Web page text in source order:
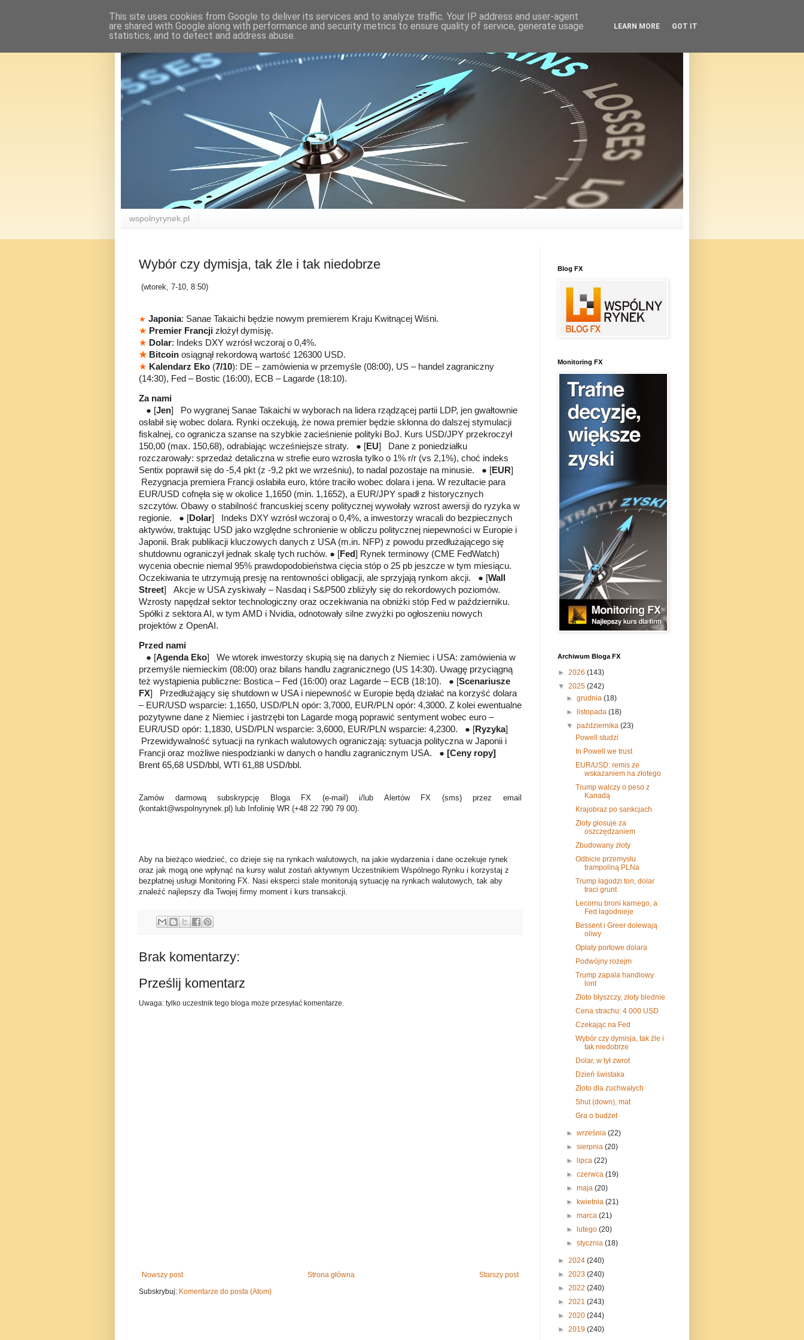
wspolnyrynek.pl
Wybór czy dymisja, tak źle i tak niedobrze
(wtorek, 7-10, 8:50)
★ Japonia: Sanae Takaichi będzie nowym premierem Kraju Kwitnącej Wiśni.
★ Premier Francji złożył dymisję.
★ Dolar: Indeks DXY wzrósł wczoraj o 0,4%.
★ Bitcoin osiągnął rekordową wartość 126300 USD.
★ Kalendarz Eko (7/10): DE – zamówienia w przemyśle (08:00), US – handel zagraniczny
(14:30), Fed – Bostic (16:00), ECB – Lagarde (18:10).
Za nami
● [Jen] Po wygranej Sanae Takaichi w wyborach na lidera rządzącej partii LDP, jen gwałtownie
osłabił się wobec dolara. Rynki oczekują, że nowa premier będzie skłonna do dalszej stymulacji
fiskalnej, co ogranicza szanse na szybkie zacieśnienie polityki BoJ. Kurs USD/JPY przekroczył
150,00 (max. 150,68), odrabiając wcześniejsze straty. ● [EU] Dane z poniedziałku
rozczarowały: sprzedaż detaliczna w strefie euro wzrosła tylko o 1% r/r (vs 2,1%), choć indeks
Sentix poprawił się do -5,4 pkt (z -9,2 pkt we wrześniu), to nadal pozostaje na minusie. ● [EUR]
Rezygnacja premiera Francji osłabiła euro, które traciło wobec dolara i jena. W rezultacie para
EUR/USD cofnęła się w okolice 1,1650 (min. 1,1652), a EUR/JPY spadł z historycznych
szczytów. Obawy o stabilność francuskiej sceny politycznej wywołały wzrost awersji do ryzyka w
regionie. ● [Dolar] Indeks DXY wzrósł wczoraj o 0,4%, a inwestorzy wracali do bezpiecznych
aktywów, traktując USD jako względne schronienie w obliczu politycznej niepewności w Europie i
Japonii. Brak publikacji kluczowych danych z USA (m.in. NFP) z powodu przedłużającego się
shutdownu ograniczył jednak skalę tych ruchów. ● [Fed] Rynek terminowy (CME FedWatch)
wycenia obecnie niemal 95% prawdopodobieństwa cięcia stóp o 25 pb jeszcze w tym miesiącu.
Oczekiwania te utrzymują presję na rentowności obligacji, ale sprzyjają rynkom akcji. ● [Wall
Street] Akcje w USA zyskiwały – Nasdaq i S&P500 zbliżyły się do rekordowych poziomów.
Wzrosty napędzał sektor technologiczny oraz oczekiwania na obniżki stóp Fed w październiku.
Spółki z sektora AI, w tym AMD i Nvidia, odnotowały silne zwyżki po ogłoszeniu nowych
projektów z OpenAI.
Przed nami
● [Agenda Eko] We wtorek inwestorzy skupią się na danych z Niemiec i USA: zamówienia w
przemyśle niemieckim (08:00) oraz bilans handlu zagranicznego (US 14:30). Uwagę przyciągną
też wystąpienia publiczne: Bostica – Fed (16:00) oraz Lagarde – ECB (18:10). ● [Scenariusze
FX] Przedłużający się shutdown w USA i niepewność w Europie będą działać na korzyść dolara
– EUR/USD wsparcie: 1,1650, USD/PLN opór: 3,7000, EUR/PLN opór: 4,3000. Z kolei ewentualne
pozytywne dane z Niemiec i jastrzębi ton Lagarde mogą poprawić sentyment wobec euro –
EUR/USD opór: 1,1830, USD/PLN wsparcie: 3,6000, EUR/PLN wsparcie: 4,2300. ● [Ryzyka]
Przewidywalność sytuacji na rynkach walutowych ograniczają: sytuacja polityczna w Japonii i
Francji oraz możliwe niespodzianki w danych o handlu zagranicznym USA. ● [Ceny ropy]
Brent 65,68 USD/bbl, WTI 61,88 USD/bbl.
Zamów darmową subskrypcję Bloga FX (e-mail) i/lub Alertów FX (sms) przez email
(kontakt@wspolnyrynek.pl) lub Infolinię WR (+48 22 790 79 00).
Aby na bieżąco wiedzieć, co dzieje się na rynkach walutowych, na jakie wydarzenia i dane oczekuje rynek
oraz jak mogą one wpłynąć na kursy walut zostań aktywnym Uczestnikiem Wspólnego Rynku i korzystaj z
bezpłatnej usługi Monitoring FX. Nasi eksperci stale monitorują sytuację na rynkach walutowych, tak aby
znaleźć najlepszy dla Twojej firmy moment i kurs transakcji.
Brak komentarzy:
Prześlij komentarz
Uwaga: tylko uczestnik tego bloga może przesyłać komentarze.
Nowszy post Starszy post
Strona główna
Subskrybuj: Komentarze do posta (Atom)
Blog FX
Monitoring FX
Archiwum Bloga FX
► 2026 (143)
▼ 2025 (242)
►grudnia(18)
►listopada(18)
▼października(23)
Powell studzi
In Powell we trust
EUR/USD: remis ze
wskazaniem na złotego
Trump walczy o peso z
Kanadą
Krajobraz po sankcjach
Złoty głosuje za
oszczędzaniem
Zbudowany złoty
Odbicie przemysłu
trampoliną PLNa
Trump łagodzi ton, dolar
traci grunt
Lecornu broni karnego, a
Fed łagodnieje
Bessent i Greer dolewają
oliwy
Opłaty portowe dolara
Podwójny rozejm
Trump zapala handlowy
lont
Złoto błyszczy, złoty blednie
Cena strachu: 4 000 USD
Czekając na Fed
Wybór czy dymisja, tak źle i
tak niedobrze
Dolar, w tył zwrot
Dzień świstaka
Złoto dla zuchwałych
Shut (down), mat
Gra o budżet
►września(22)
►sierpnia(20)
►lipca(22)
►czerwca(19)
►maja(20)
►kwietnia(21)
►marca(21)
►lutego(20)
►stycznia(18)
► 2024 (240)
► 2023 (240)
► 2022 (240)
► 2021 (243)
► 2020 (244)
► 2019 (240)
This site uses cookies from Google to deliver its services and to analyze traffic. Your IP address and user-agent
are shared with Google along with performance and security metrics to ensure quality of service, generate usage
statistics, and to detect and address abuse.
LEARN MORE GOT IT